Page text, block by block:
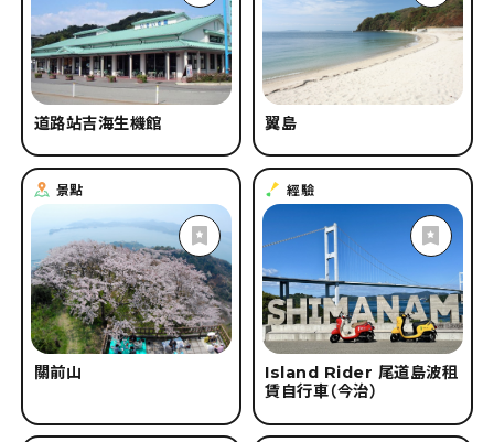
道路站吉海生機館 翼島
景點
關前山
經驗
Island Rider 尾道島波租
賃自行車（今治）